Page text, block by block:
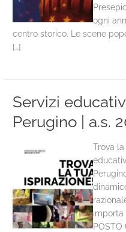
ogni
centro storico. Le scene
[…]
Servizi
Perugino | a.s.
Trova
importa
POSTO